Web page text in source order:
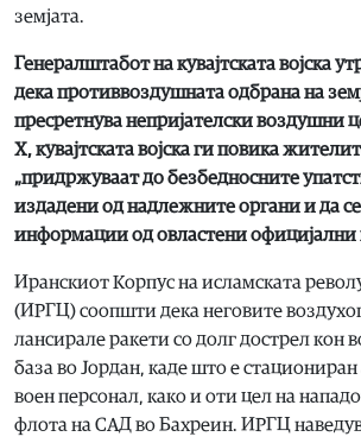
земјата.
Генералштабот на кувајтската војска
дека противвоздушната одбрана на
пресретнува непријателски воздушни
Х, кувајтската војска ги повика
„придржуваат до безбедносните
издадени од надлежните органи и да
информации од овластени официјални
Иранскиот Корпус на исламската
(ИРГЦ) соопшти дека неговите
лансирале ракети со долг дострел кон
база во Јордан, каде што е
воен персонал, како и оти цел на
флота на САД во Бахреин. ИРГЦ